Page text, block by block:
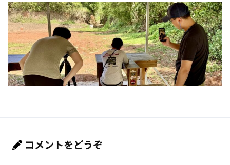
コメントをどうぞ